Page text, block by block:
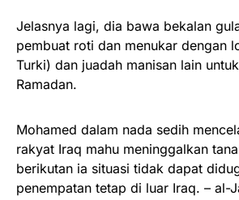
Jelasnya lagi, dia bawa bekalan
pembuat roti dan menukar dengan
Turki) dan juadah manisan lain
Ramadan.
Mohamed dalam nada sedih
rakyat Iraq mahu meninggalkan
berikutan ia situasi tidak dapat
penempatan tetap di luar Iraq. – al-